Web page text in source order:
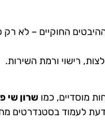
החוקיים – לא רק
רישוי ורמת השירות.
מוסדיים, כמושרון שי
לעמוד בסטנדרטים